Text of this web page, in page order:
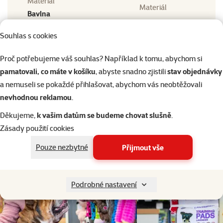
Souhlas s cookies
Proč potřebujeme váš souhlas? Například k tomu, abychom si
pamatovali, co máte v košíku, abyste snadno zjistilistav objednávky
a nemuseli se pokaždé přihlašovat, abychom vás neobtěžovali
nevhodnou reklamou.
Děkujeme,k vašim datům se budeme chovat slušně.
Zásady použití cookies
Pouze nezbytné
Přijmout vše
Podrobné nastavení
Bavlna
Materiál
Oranžová
Župan
Typ oblečku
Roční období
Jaro / podzim, Léto
Roční období